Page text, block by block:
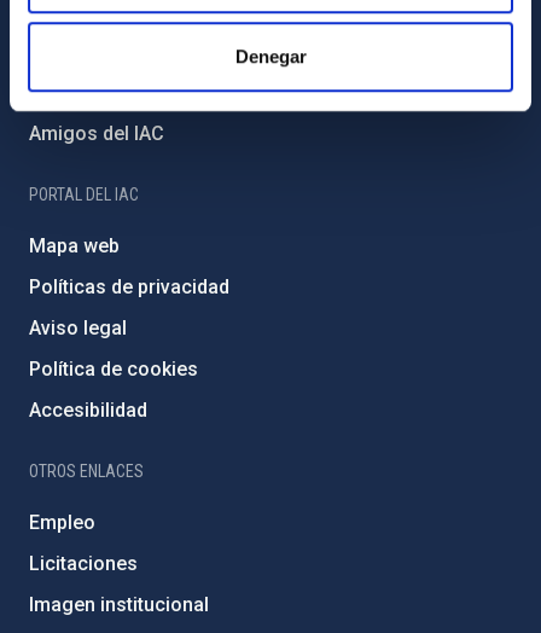
Denegar
Proyectos institucionales
Programa Severo Ochoa
Amigos del IAC
PORTAL DEL IAC
Mapa web
Políticas de privacidad
Aviso legal
Política de cookies
Accesibilidad
OTROS ENLACES
Empleo
Licitaciones
Imagen institucional